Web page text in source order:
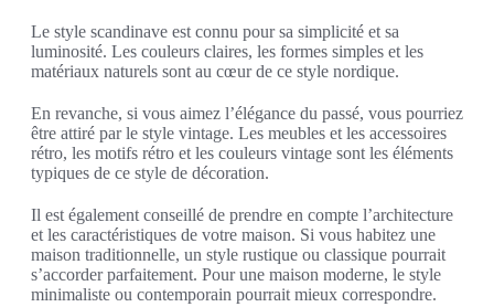
Le style scandinave est connu pour sa simplicité et sa
luminosité. Les couleurs claires, les formes simples et les
matériaux naturels sont au cœur de ce style nordique.
En revanche, si vous aimez l’élégance du passé, vous pourriez
être attiré par le style vintage. Les meubles et les accessoires
rétro, les motifs rétro et les couleurs vintage sont les éléments
typiques de ce style de décoration.
Il est également conseillé de prendre en compte l’architecture
et les caractéristiques de votre maison. Si vous habitez une
maison traditionnelle, un style rustique ou classique pourrait
s’accorder parfaitement. Pour une maison moderne, le style
minimaliste ou contemporain pourrait mieux correspondre.